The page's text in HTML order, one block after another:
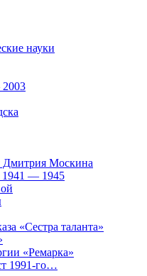
науки
Дмитрия Москина
1941 — 1945
«Сестра таланта»
«Ремарка»
1991-го…